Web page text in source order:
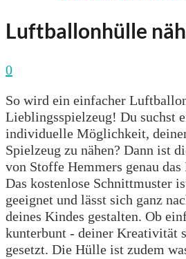
Luftballonhülle
0
So wird ein einfacher
Lieblingsspielzeug! Du suchst
individuelle Möglichkeit,
Spielzeug zu nähen? Dann ist
von Stoffe Hemmers genau
Das kostenlose Schnittmuster
geeignet und lässt sich ganz
deines Kindes gestalten. Ob
kunterbunt - deiner Kreativität
gesetzt. Die Hülle ist zudem